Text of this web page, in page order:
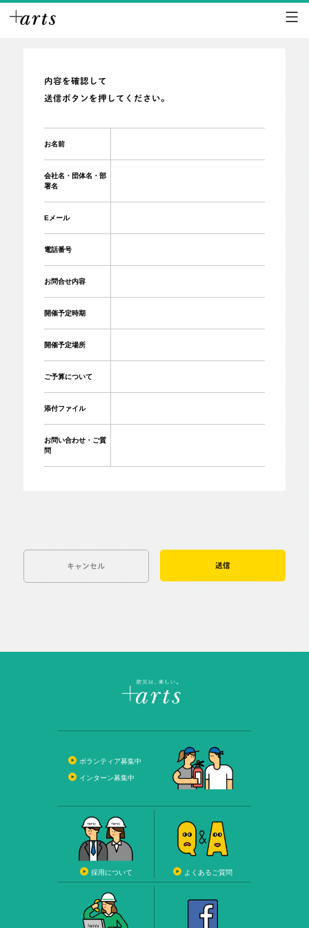
内容を確認して
送信ボタンを押してください。
お名前
会社名・団体名・部
署名
Eメール
電話番号
お問合せ内容
開催予定時期
開催予定場所
ご予算について
添付ファイル
お問い合わせ・ご質
問
ボランティア募集中
インターン募集中
採用について よくあるご質問